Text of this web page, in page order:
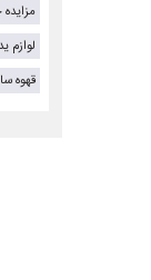
لوازم
قهوه